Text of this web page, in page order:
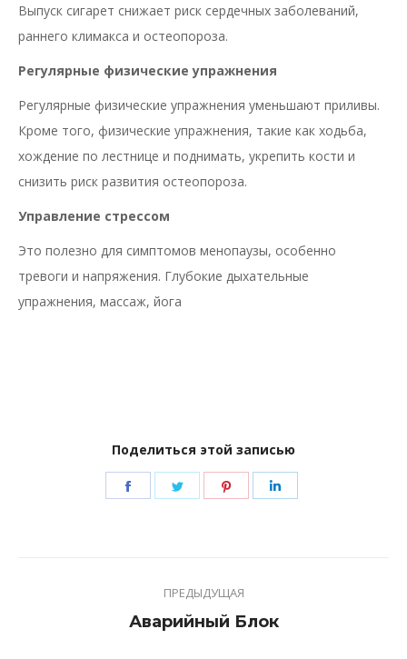
Выпуск сигарет снижает риск сердечных заболеваний,
раннего климакса и остеопороза.
Регулярные физические упражнения
Регулярные физические упражнения уменьшают приливы.
Кроме того, физические упражнения, такие как ходьба,
хождение по лестнице и поднимать, укрепить кости и
снизить риск развития остеопороза.
Управление стрессом
Это полезно для симптомов менопаузы, особенно
тревоги и напряжения. Глубокие дыхательные
упражнения, массаж, йога
Поделиться этой записью
Share
Share
Share
ПРЕДЫДУЩАЯ
Предыдущая
Аварийный Блок